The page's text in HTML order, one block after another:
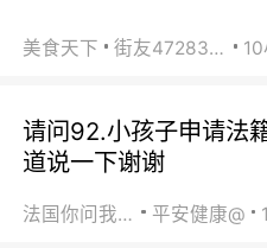
美食天下 街友472838572
请问92.小孩子申请法
道说一下谢谢
法国你问我答 平安健康@